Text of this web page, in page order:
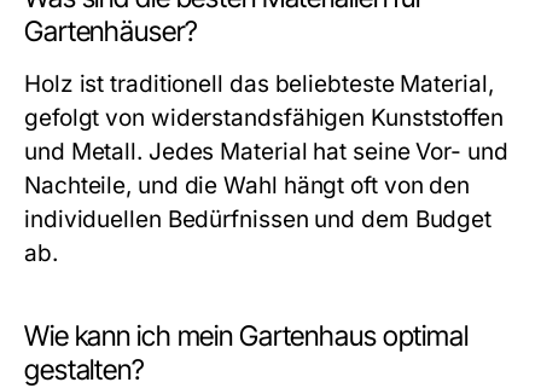
Gartenhäuser?
Holz ist traditionell das beliebteste Material,
gefolgt von widerstandsfähigen Kunststoffen
und Metall. Jedes Material hat seine Vor- und
Nachteile, und die Wahl hängt oft von den
individuellen Bedürfnissen und dem Budget
ab.
Wie kann ich mein Gartenhaus optimal
gestalten?